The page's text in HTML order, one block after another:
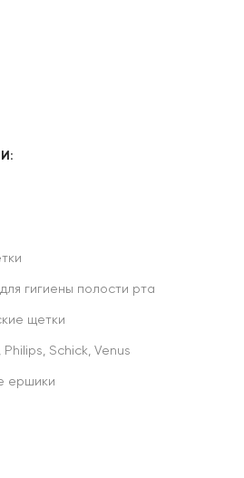
гигиены полости рта
щетки
Schick, Venus
ершики